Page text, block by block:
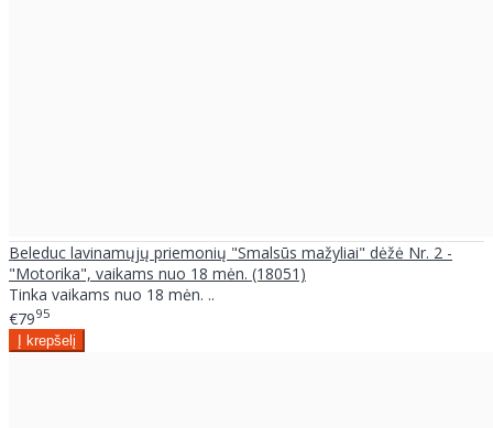
Beleduc lavinamųjų priemonių "Smalsūs mažyliai" dėžė Nr. 2 -
"Motorika", vaikams nuo 18 mėn. (18051)
Tinka vaikams nuo 18 mėn. ..
€7995